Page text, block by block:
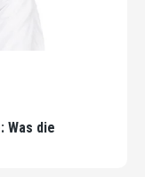
Was die